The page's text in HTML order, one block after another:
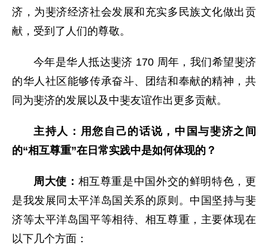
济，为斐济经济社会发展和充实多民族文化做出贡
献，受到了人们的尊敬。
今年是华人抵达斐济 170 周年，我们希望斐济
的华人社区能够传承奋斗、团结和奉献的精神，共
同为斐济的发展以及中斐友谊作出更多贡献。
主持人：用您自己的话说，中国与斐济之间
的“相互尊重”在日常实践中是如何体现的？
周大使： 相互尊重是中国外交的鲜明特色，更
是我发展同太平洋岛国关系的原则。中国坚持与斐
济等太平洋岛国平等相待、相互尊重，主要体现在
以下几个方面：